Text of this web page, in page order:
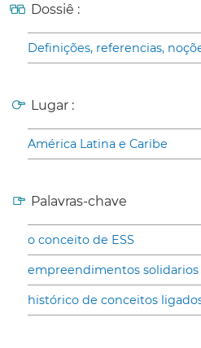
Dossiê :
Definições, referencias,
Lugar :
América Latina e Caribe
Palavras-chave
o conceito de ESS
empreendimentos solidarios
histórico de conceitos